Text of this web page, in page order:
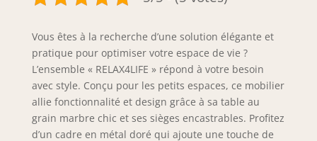
Vous êtes à la recherche d’une solution élégante et
pratique pour optimiser votre espace de vie ?
L’ensemble « RELAX4LIFE » répond à votre besoin
avec style. Conçu pour les petits espaces, ce mobilier
allie fonctionnalité et design grâce à sa table au
grain marbre chic et ses sièges encastrables. Profitez
d’un cadre en métal doré qui ajoute une touche de